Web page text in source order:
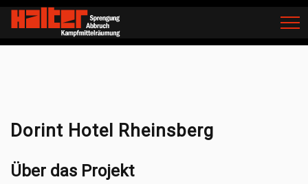
Home Sprengung Schornsteine Dorint Hotel Rheinsberg
Dorint Hotel Rheinsberg
Über das Projekt